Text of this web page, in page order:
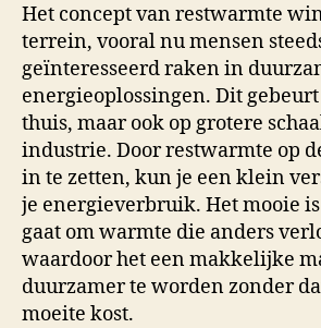
Het concept van restwarmte
terrein, vooral nu mensen
geïnteresseerd raken in
energieoplossingen. Dit
thuis, maar ook op grotere
industrie. Door restwarmte op
in te zetten, kun je een klein
je energieverbruik. Het mooie
gaat om warmte die anders
waardoor het een makkelijke
duurzamer te worden zonder
moeite kost.